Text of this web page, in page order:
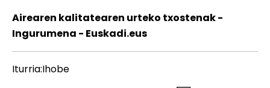
Airearen kalitatearen urteko txostenak -
Ingurumena - Euskadi.eus
Iturria:Ihobe